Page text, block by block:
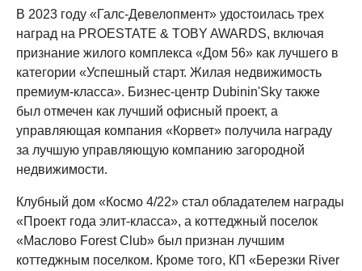
В 2023 году «Галс-Девелопмент» удостоилась трех
наград на PROESTATE & TOBY AWARDS, включая
признание жилого комплекса «Дом 56» как лучшего в
категории «Успешный старт. Жилая недвижимость
премиум-класса». Бизнес-центр Dubinin'Sky также
был отмечен как лучший офисный проект, а
управляющая компания «Корвет» получила награду
за лучшую управляющую компанию загородной
недвижимости.
Клубный дом «Космо 4/22» стал обладателем награды
«Проект года элит-класса», а коттеджный поселок
«Маслово Forest Club» был признан лучшим
коттеджным поселком. Кроме того, КП «Березки River